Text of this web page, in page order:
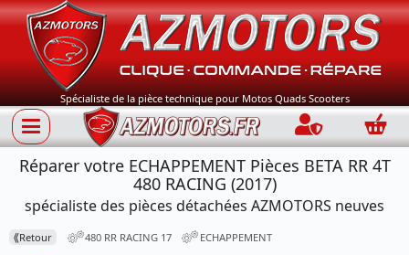
Spécialiste de la pièce technique pour Motos Quads Scooters
Connection
Réparer votre ECHAPPEMENT Pièces BETA RR 4T
480 RACING (2017)
spécialiste des pièces détachées AZMOTORS neuves
⟪Retour 480 RR RACING 17 ECHAPPEMENT